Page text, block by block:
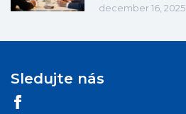
december 16, 2025
Sledujte nás